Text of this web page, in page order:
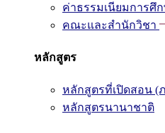
ค่าธรรมเนียมการศึ
คณะและสำนักวิชา
หลักสูตร
หลักสูตรที่เปิดสอน (
หลักสูตรนานาชาติ